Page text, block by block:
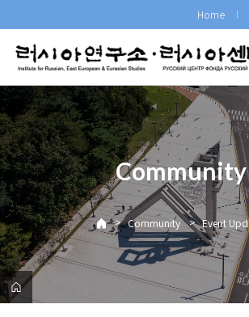
로
메
뉴
Home
Community
> Community > Event